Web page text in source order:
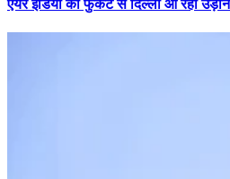
एयर इंडिया की फुकेट से दिल्ली आ रही